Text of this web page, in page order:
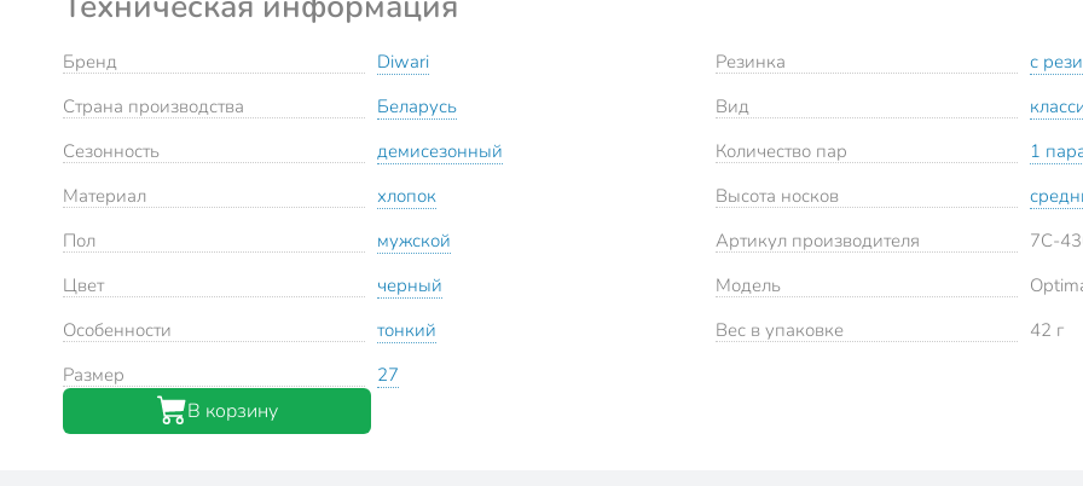
Бренд
Diwari
Страна производства
Беларусь
Сезонность
демисезонный
Материал
хлопок
Пол
мужской
Цвет
черный
Особенности
тонкий
Размер
27
Резинка
с
Вид
Количество пар
1
Высота носков
Артикул производителя
7С-
Модель
Вес в упаковке
42 г
В корзину